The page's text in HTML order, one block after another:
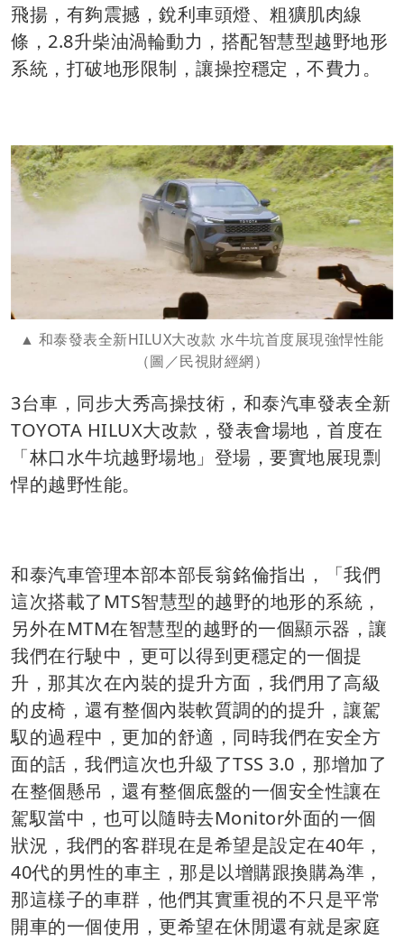
飛揚，有夠震撼，銳利車頭燈、粗獷肌肉線
條，2.8升柴油渦輪動力，搭配智慧型越野地形
系統，打破地形限制，讓操控穩定，不費力。
和泰發表全新HILUX大改款 水牛坑首度展現強悍性能
（圖／民視財經網）
3台車，同步大秀高操技術，和泰汽車發表全新
TOYOTA HILUX大改款，發表會場地，首度在
「林口水牛坑越野場地」登場，要實地展現剽
悍的越野性能。
和泰汽車管理本部本部長翁銘倫指出，「我們
這次搭載了MTS智慧型的越野的地形的系統，
另外在MTM在智慧型的越野的一個顯示器，讓
我們在行駛中，更可以得到更穩定的一個提
升，那其次在內裝的提升方面，我們用了高級
的皮椅，還有整個內裝軟質調的的提升，讓駕
馭的過程中，更加的舒適，同時我們在安全方
面的話，我們這次也升級了TSS 3.0，那增加了
在整個懸吊，還有整個底盤的一個安全性讓在
駕馭當中，也可以隨時去Monitor外面的一個
狀況，我們的客群現在是希望是設定在40年，
40代的男性的車主，那是以增購跟換購為準，
那這樣子的車群，他們其實重視的不只是平常
開車的一個使用，更希望在休閒還有就是家庭